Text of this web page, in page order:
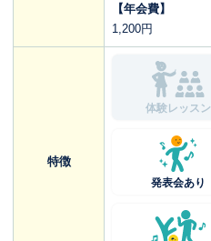
【年会費】
1,200円
特徴
体験レッスン
発表会あり